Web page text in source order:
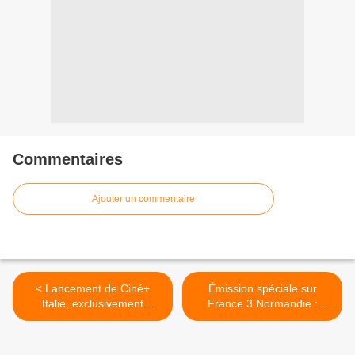
Commentaires
Ajouter un commentaire
< Lancement de Ciné+
Italie, exclusivement
accessible via myCANAL.
Émission spéciale sur
France 3 Normandie :
Lubrizol, après l'incendie,